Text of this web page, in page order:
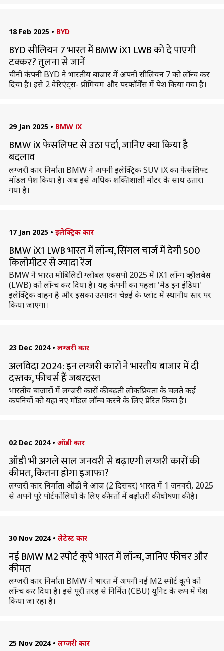
18 Feb 2025 • BYD
BYD सीलियन 7 भारत में BMW iX1 LWB को दे पाएगी
टक्कर? तुलना से जानें
चीनी कंपनी BYD ने भारतीय बाजार में अपनी सीलियन 7 को लॉन्च कर
दिया है। इसे 2 वेरिएंट्स- प्रीमियम और परफॉर्मेंस में पेश किया गया है।
29 Jan 2025 • BMW iX
BMW iX फेसलिफ्ट से उठा पर्दा, जानिए क्या किया है
बदलाव
लग्जरी कार निर्माता BMW ने अपनी इलेक्ट्रिक SUV iX का फेसलिफ्ट
मॉडल पेश किया है। अब इसे अधिक शक्तिशाली मोटर के साथ उतारा
गया है।
17 Jan 2025 • इलेक्ट्रिक कार
BMW iX1 LWB भारत में लॉन्च, सिंगल चार्ज में देगी 500
किलोमीटर से ज्यादा रेंज
BMW ने भारत मोबिलिटी ग्लोबल एक्सपो 2025 में iX1 लॉन्ग व्हीलबेस
(LWB) को लॉन्च कर दिया है। यह कंपनी का पहला 'मेड इन इंडिया'
इलेक्ट्रिक वाहन है और इसका उत्पादन चेन्नई के प्लांट में स्थानीय स्तर पर
किया जाएगा।
23 Dec 2024 • लग्जरी कार
अलविदा 2024: इन लग्जरी कारों ने भारतीय बाजार में दी
दस्तक, फीचर्स हैं जबरदस्त
भारतीय बाजारों में लग्जरी कारों की बढ़ती लोकप्रियता के चलते कई
कंपनियों को यहां नए मॉडल लॉन्च करने के लिए प्रेरित किया है।
02 Dec 2024 • ऑडी कार
ऑडी भी अगले साल जनवरी से बढ़ाएगी लग्जरी कारों की
कीमत, कितना होगा इजाफा?
लग्जरी कार निर्माता ऑडी ने आज (2 दिसंबर) भारत में 1 जनवरी, 2025
से अपने पूरे पोर्टफोलियो के लिए कीमतों में बढ़ोतरी की घोषणा की है।
30 Nov 2024 • लेटेस्ट कार
नई BMW M2 स्पोर्ट कूपे भारत में लॉन्च, जानिए फीचर और
कीमत
लग्जरी कार निर्माता BMW ने भारत में अपनी नई M2 स्पोर्ट कूपे को
लॉन्च कर दिया है। इसे पूरी तरह से निर्मित (CBU) यूनिट के रूप में पेश
किया जा रहा है।
25 Nov 2024 • लग्जरी कार